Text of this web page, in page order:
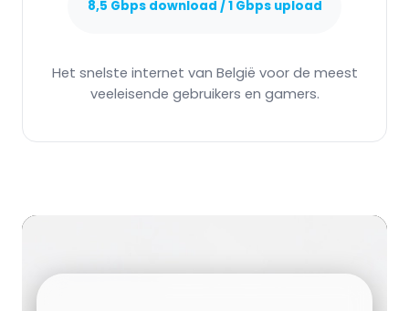
8,5 Gbps download / 1 Gbps upload
Het snelste internet van België voor de meest
veeleisende gebruikers en gamers.